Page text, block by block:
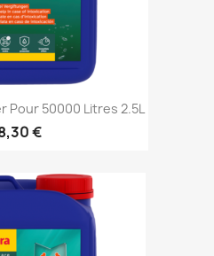
Pour 50000 Litres 2.5L
€